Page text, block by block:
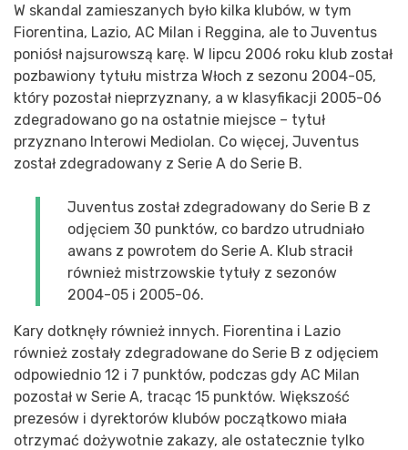
W skandal zamieszanych było kilka klubów, w tym
Fiorentina, Lazio, AC Milan i Reggina, ale to Juventus
poniósł najsurowszą karę. W lipcu 2006 roku klub został
pozbawiony tytułu mistrza Włoch z sezonu 2004-05,
który pozostał nieprzyznany, a w klasyfikacji 2005-06
zdegradowano go na ostatnie miejsce – tytuł
przyznano Interowi Mediolan. Co więcej, Juventus
został zdegradowany z Serie A do Serie B.
Juventus został zdegradowany do Serie B z
odjęciem 30 punktów, co bardzo utrudniało
awans z powrotem do Serie A. Klub stracił
również mistrzowskie tytuły z sezonów
2004-05 i 2005-06.
Kary dotknęły również innych. Fiorentina i Lazio
również zostały zdegradowane do Serie B z odjęciem
odpowiednio 12 i 7 punktów, podczas gdy AC Milan
pozostał w Serie A, tracąc 15 punktów. Większość
prezesów i dyrektorów klubów początkowo miała
otrzymać dożywotnie zakazy, ale ostatecznie tylko